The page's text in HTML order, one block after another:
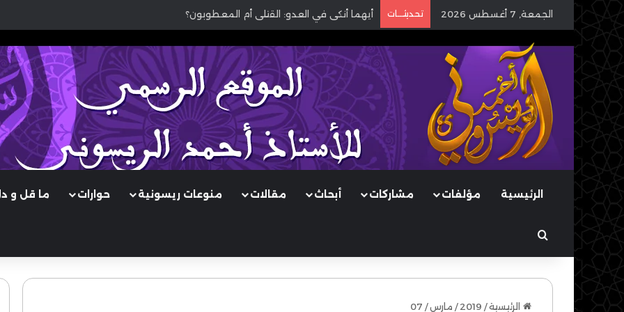
الجمعة, 7 أغسطس 2026 تحديثـــات أيهما أنكى في العدو: القتلى أم المعطوبون؟
الرئيسية مؤلفات مشاركات أبحاث مقالات منوعات ريسونية حوارات ما قل و
بحث عن
الرئيسية/
2019
/ مارس/
07